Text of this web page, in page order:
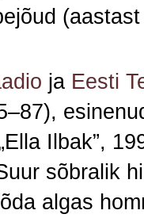
ja Eesti
Ilbak”,
sõbralik
algas